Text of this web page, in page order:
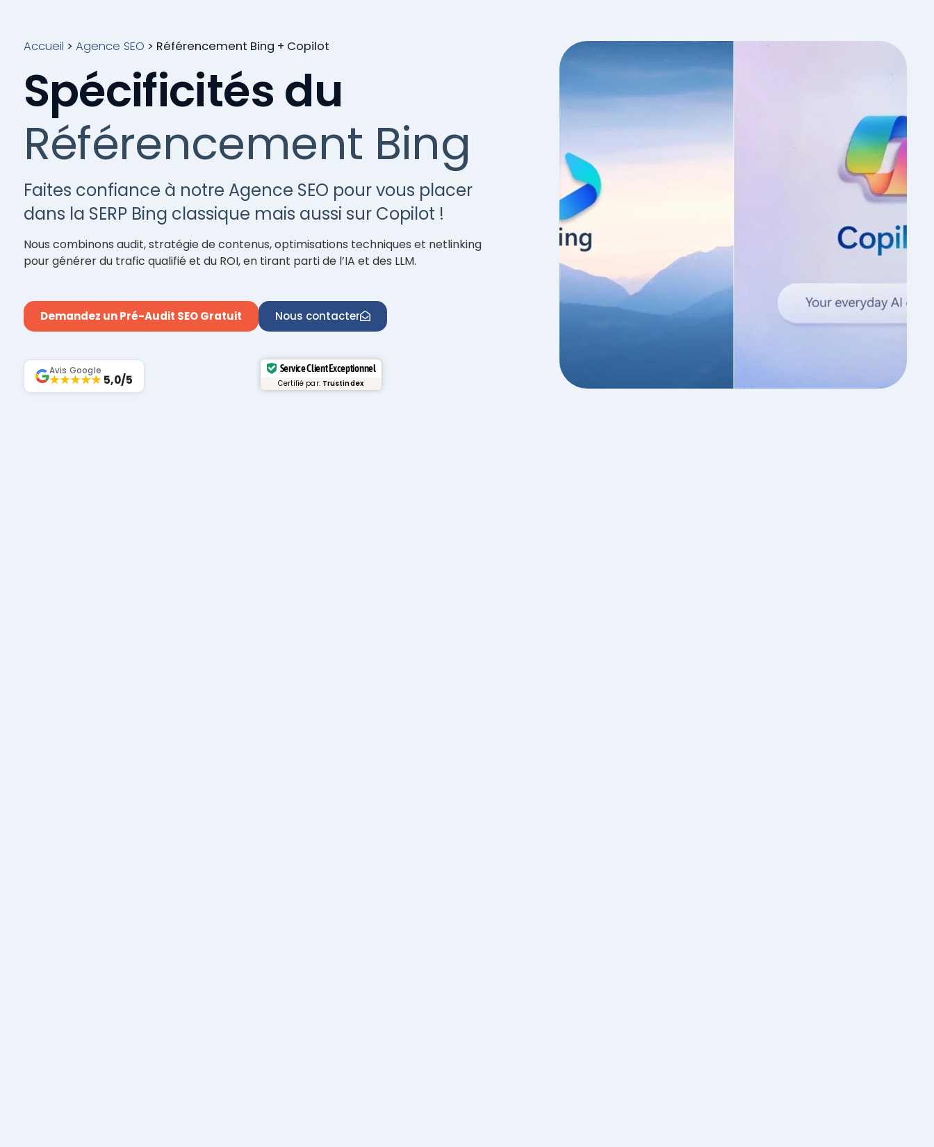
Accueil > Agence SEO > Référencement Bing + Copilot
Spécificités du
Référencement Bing
Faites confiance à notre Agence SEO pour vous placer
dans la SERP Bing classique mais aussi sur Copilot !
Nous combinons audit, stratégie de contenus, optimisations techniques et netlinking
pour générer du trafic qualifié et du ROI, en tirant parti de l’IA et des LLM.
Demandez un Pré-Audit SEO Gratuit Nous contacter
Avis Google
★★★★★5,0/5
Service Client Exceptionnel
Certifié par: Trustindex